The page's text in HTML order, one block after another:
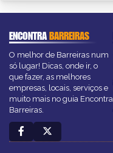
ENCONTRABARREIRAS
O melhor de Barreiras num
só lugar! Dicas, onde ir, o
que fazer, as melhores
empresas, locais, serviços e
muito mais no guia Encontra
Barreiras.